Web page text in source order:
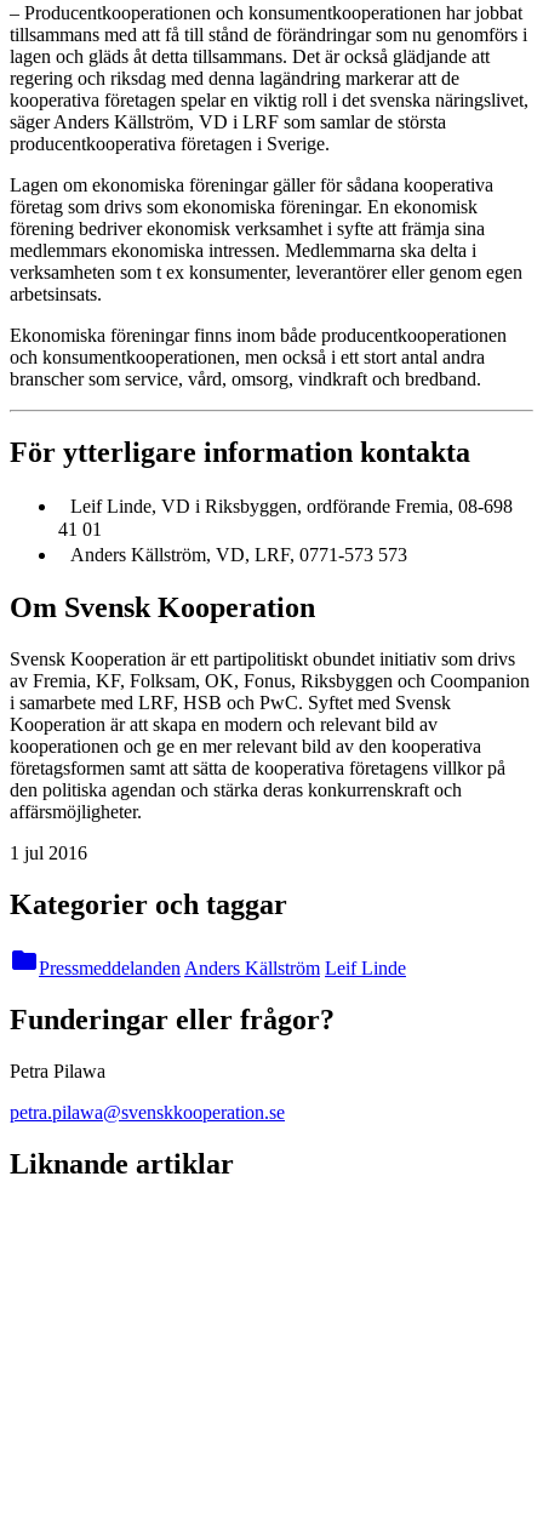
– Producentkooperationen och konsumentkooperationen har jobbat
tillsammans med att få till stånd de förändringar som nu genomförs i
lagen och gläds åt detta tillsammans. Det är också glädjande att
regering och riksdag med denna lagändring markerar att de
kooperativa företagen spelar en viktig roll i det svenska näringslivet,
säger Anders Källström, VD i LRF som samlar de största
producentkooperativa företagen i Sverige.
Lagen om ekonomiska föreningar gäller för sådana kooperativa
företag som drivs som ekonomiska föreningar. En ekonomisk
förening bedriver ekonomisk verksamhet i syfte att främja sina
medlemmars ekonomiska intressen. Medlemmarna ska delta i
verksamheten som t ex konsumenter, leverantörer eller genom egen
arbetsinsats.
Ekonomiska föreningar finns inom både producentkooperationen
och konsumentkooperationen, men också i ett stort antal andra
branscher som service, vård, omsorg, vindkraft och bredband.
För ytterligare information kontakta
Leif Linde, VD i Riksbyggen, ordförande Fremia, 08-698
41 01
Anders Källström, VD, LRF, 0771-573 573
Om Svensk Kooperation
Svensk Kooperation är ett partipolitiskt obundet initiativ som drivs
av Fremia, KF, Folksam, OK, Fonus, Riksbyggen och Coompanion
i samarbete med LRF, HSB och PwC. Syftet med Svensk
Kooperation är att skapa en modern och relevant bild av
kooperationen och ge en mer relevant bild av den kooperativa
företagsformen samt att sätta de kooperativa företagens villkor på
den politiska agendan och stärka deras konkurrenskraft och
affärsmöjligheter.
1 jul 2016
Kategorier och taggar
folderPressmeddelanden Anders Källström Leif Linde
Funderingar eller frågor?
Petra Pilawa
petra.pilawa@svenskkooperation.se
Liknande artiklar